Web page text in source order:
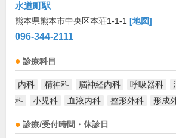
水道町駅
熊本県熊本市中央区本荘1-1-1 [地図]
096-344-2111
診療科目
内科 精神科 脳神経内科 呼吸器科
科
小児科 血液内科 整形外科 形成
診療/受付時間・休診日